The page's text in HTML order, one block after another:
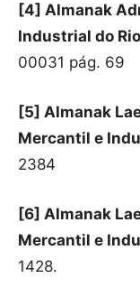
[4] Almanak
Industrial do
00031 pág. 69
[5] Almanak
Mercantil e
2384
[6] Almanak
Mercantil e
1428.